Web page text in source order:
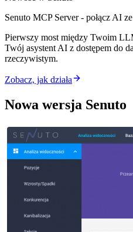
Senuto MCP Server - połącz AI
Pierwszy most między Twoim
Twój asystent AI z dostępem do
rzeczywistym.
Zobacz, jak działa
Nowa wersja Senuto